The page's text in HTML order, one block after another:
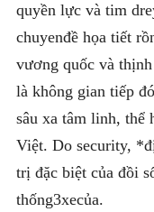
quyền lực và tim
chuyenđề họa tiết
vương quốc và
là không gian tiếp
sâu xa tâm linh, thể
Việt. Do security,
trị đặc biệt của đồi
thống3xecủa.